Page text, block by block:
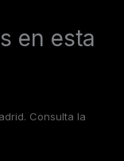
en esta
Consulta la